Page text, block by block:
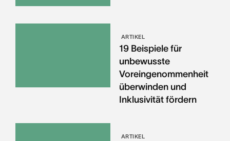
ARTIKEL
19 Beispiele für
unbewusste
Voreingenommenheit
überwinden und
Inklusivität fördern
ARTIKEL